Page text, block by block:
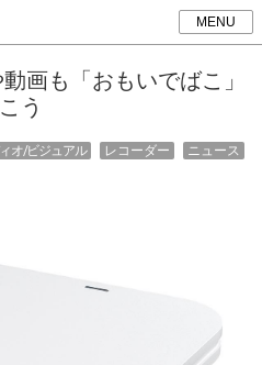
MENU
画も「おもいでばこ」
う
ニュース
レコーダー
オ/ビジュアル